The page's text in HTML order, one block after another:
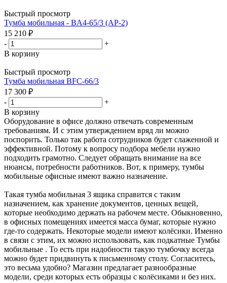
Быстрый просмотр
Тумба мобильная - BA4-65/3 (АР-2)
15 210 ₽
-
+
В корзину
Быстрый просмотр
Тумба мобильная BFC-66/3
17 300 ₽
-
+
В корзину
Оборудование в офисе должно отвечать современным
требованиям. И с этим утверждением вряд ли можно
поспорить. Только так работа сотрудников будет слаженной и
эффективной. Потому к вопросу подбора мебели нужно
подходить грамотно. Следует обращать внимание на все
нюансы, потребности работников. Вот, к примеру, тумбы
мобильные офисные имеют важно назначение.
Такая тумба мобильная 3 ящика справится с таким
назначением, как хранение документов, ценных вещей,
которые необходимо держать на рабочем месте. Обыкновенно,
в офисных помещениях имеется масса бумаг, которые нужно
где-то содержать. Некоторые модели имеют колёсики. Именно
в связи с этим, их можно использовать, как подкатные Тумбы
мобильные . То есть при надобности такую тумбочку всегда
можно будет придвинуть к письменному столу. Согласитесь,
это весьма удобно? Магазин предлагает разнообразные
модели, среди которых есть образцы с колёсиками и без них.